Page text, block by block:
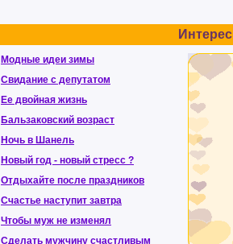
Модные идеи зимы
Свидание с депутатом
Ее двойная жизнь
Бальзаковский возраст
Ночь в Шанель
Новый год - новый стресс ?
Отдыхайте после праздников
Счастье наступит завтра
Чтобы муж не изменял
Сделать мужчину счастливым